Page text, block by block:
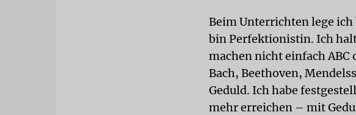
Beim Unterrichten lege
bin Perfektionistin. Ich
machen nicht einfach
Bach, Beethoven,
Geduld. Ich habe
mehr erreichen – mit